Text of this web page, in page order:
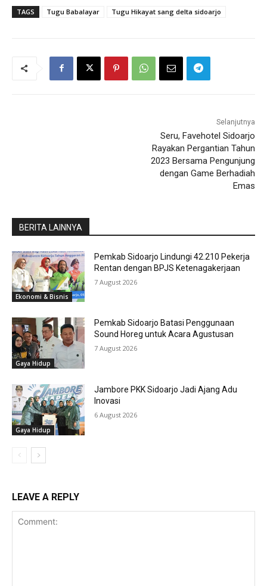
TAGS Tugu Babalayar Tugu Hikayat sang delta sidoarjo
Selanjutnya
Seru, Favehotel Sidoarjo
Rayakan Pergantian Tahun
2023 Bersama Pengunjung
dengan Game Berhadiah
Emas
BERITA LAINNYA
Ekonomi & Bisnis
Pemkab Sidoarjo Lindungi 42.210 Pekerja
Rentan dengan BPJS Ketenagakerjaan
7 August 2026
Gaya Hidup
Pemkab Sidoarjo Batasi Penggunaan
Sound Horeg untuk Acara Agustusan
7 August 2026
Gaya Hidup
Jambore PKK Sidoarjo Jadi Ajang Adu
Inovasi
6 August 2026
LEAVE A REPLY